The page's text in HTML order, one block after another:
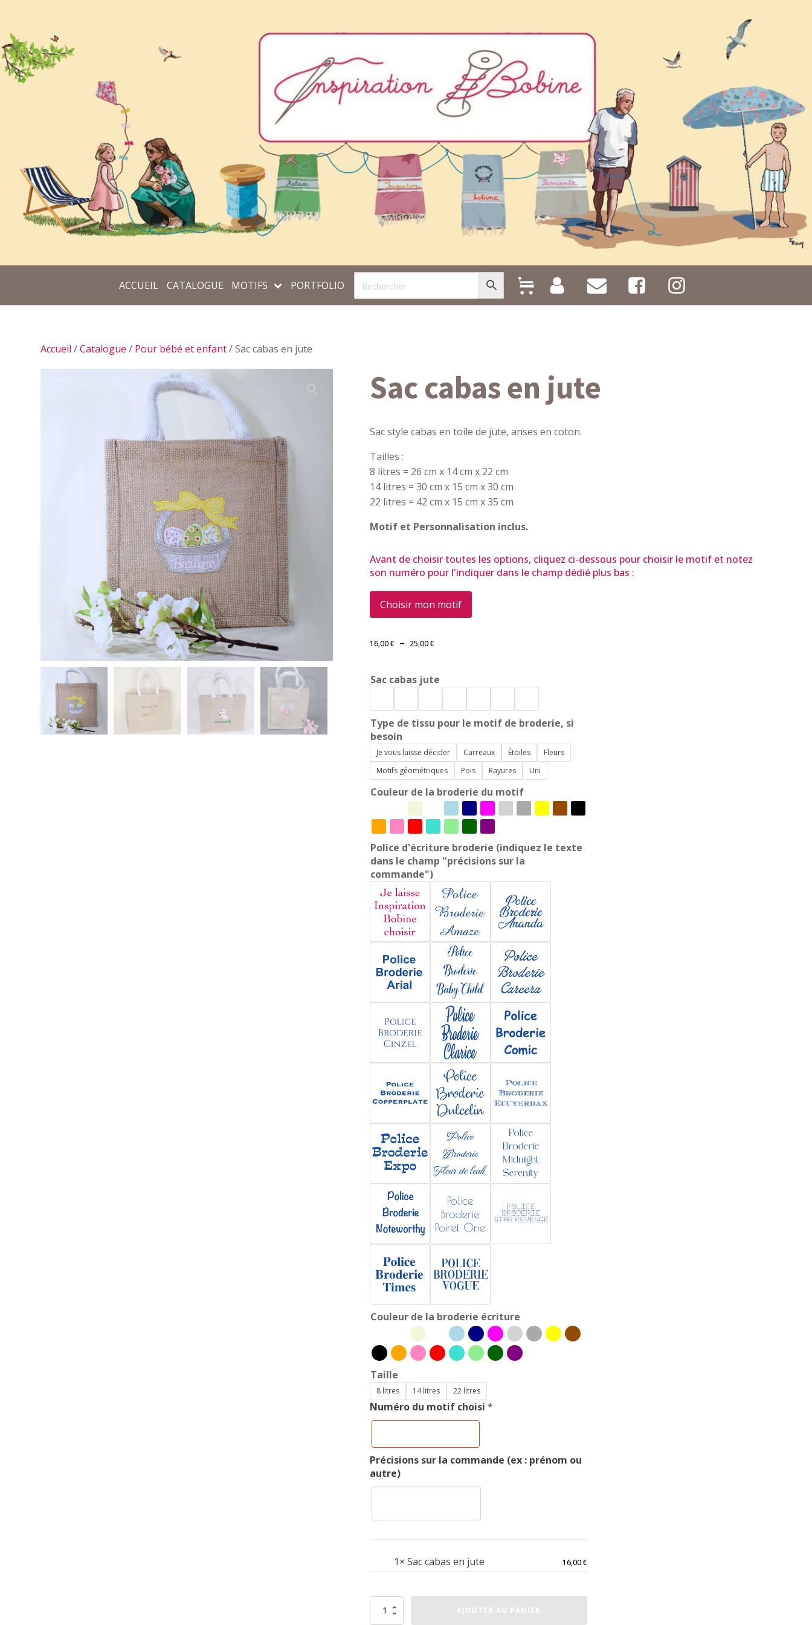
ACCUEIL CATALOGUE MOTIFS PORTFOLIO
Accueil /Catalogue / Pour bébé et enfant/ Sac cabas en jute
Sac cabas en jute
Sac style cabas en toile de jute, anses en coton.
Tailles :
8 litres = 26 cm x 14 cm x 22 cm
14 litres = 30 cm x 15 cm x 30 cm
22 litres = 42 cm x 15 cm x 35 cm
Motif et Personnalisation inclus.
Avant de choisir toutes les options, cliquez ci-dessous pour choisir le motif et notez
son numéro pour l'indiquer dans le champ dédié plus bas :
Choisir mon motif
16,00€ – 25,00€Plage
16,00 €
25,00 €
Sac cabas jute
Type de tissu pour le motif de broderie, si
besoin
Je vous laisse décider Carreaux Étoiles
Fleurs
Motifs géométriques
Pois Rayures Uni
Couleur de la broderie du motif
Police d'écriture broderie (indiquez le texte
dans le champ "précisions sur la
commande")
Couleur de la broderie écriture
Taille
8 litres 14 litres 22 litres
Numéro du motif choisi *
Précisions sur la commande (ex : prénom ou
autre)
1× Sac cabas en jute 16,00€
quantité
AJOUTER AU PANIER